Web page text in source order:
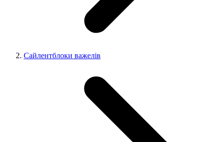
Сайлентблоки важелів